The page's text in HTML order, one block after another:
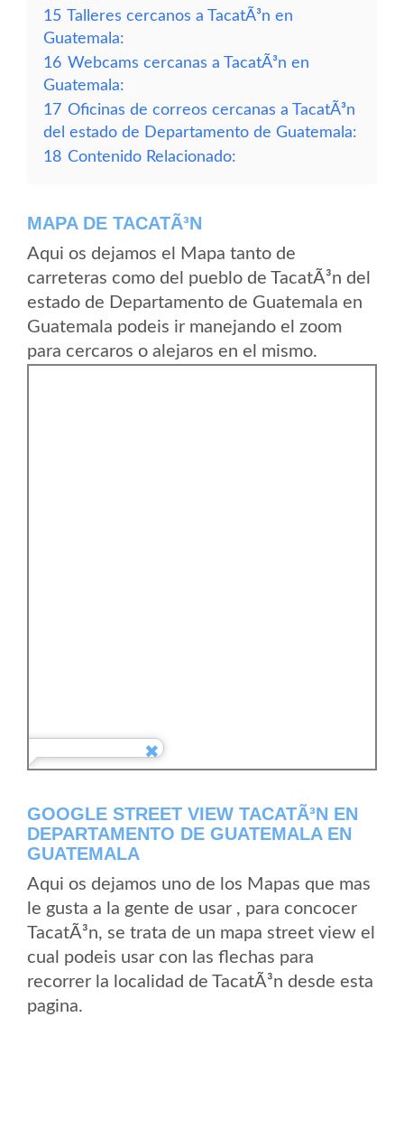
15 Talleres cercanos a TacatÃ³n en
Guatemala:
16 Webcams cercanas a TacatÃ³n en
Guatemala:
17 Oficinas de correos cercanas a TacatÃ³n
del estado de Departamento de Guatemala:
18 Contenido Relacionado:
MAPA DE TACATÃ³N
Aqui os dejamos el Mapa tanto de
carreteras como del pueblo de TacatÃ³n del
estado de Departamento de Guatemala en
Guatemala podeis ir manejando el zoom
para cercaros o alejaros en el mismo.
GOOGLE STREET VIEW TACATÃ³N EN
DEPARTAMENTO DE GUATEMALA EN
GUATEMALA
Aqui os dejamos uno de los Mapas que mas
le gusta a la gente de usar , para concocer
TacatÃ³n, se trata de un mapa street view el
cual podeis usar con las flechas para
recorrer la localidad de TacatÃ³n desde esta
pagina.